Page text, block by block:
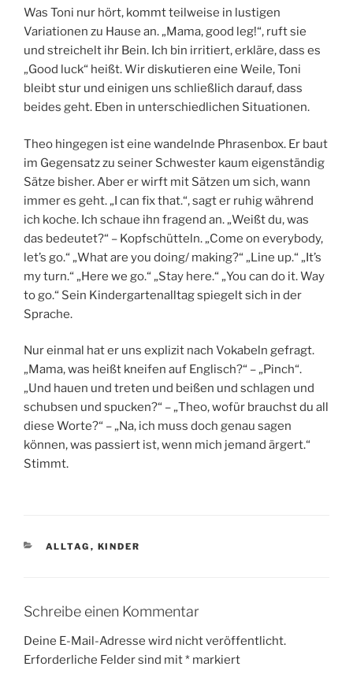
Was Toni nur hört, kommt teilweise in lustigen
Variationen zu Hause an. „Mama, good leg!“, ruft sie
und streichelt ihr Bein. Ich bin irritiert, erkläre, dass es
„Good luck“ heißt. Wir diskutieren eine Weile, Toni
bleibt stur und einigen uns schließlich darauf, dass
beides geht. Eben in unterschiedlichen Situationen.
Theo hingegen ist eine wandelnde Phrasenbox. Er baut
im Gegensatz zu seiner Schwester kaum eigenständig
Sätze bisher. Aber er wirft mit Sätzen um sich, wann
immer es geht. „I can fix that.“, sagt er ruhig während
ich koche. Ich schaue ihn fragend an. „Weißt du, was
das bedeutet?“ – Kopfschütteln. „Come on everybody,
let’s go.“ „What are you doing/ making?“ „Line up.“ „It’s
my turn.“ „Here we go.“ „Stay here.“ „You can do it. Way
to go.“ Sein Kindergartenalltag spiegelt sich in der
Sprache.
Nur einmal hat er uns explizit nach Vokabeln gefragt.
„Mama, was heißt kneifen auf Englisch?“ – „Pinch“.
„Und hauen und treten und beißen und schlagen und
schubsen und spucken?“ – „Theo, wofür brauchst du all
diese Worte?“ – „Na, ich muss doch genau sagen
können, was passiert ist, wenn mich jemand ärgert.“
Stimmt.
KATEGORIEN
ALLTAG , KINDER
Schreibe einen Kommentar
Deine E-Mail-Adresse wird nicht veröffentlicht.
Erforderliche Felder sind mit* markiert